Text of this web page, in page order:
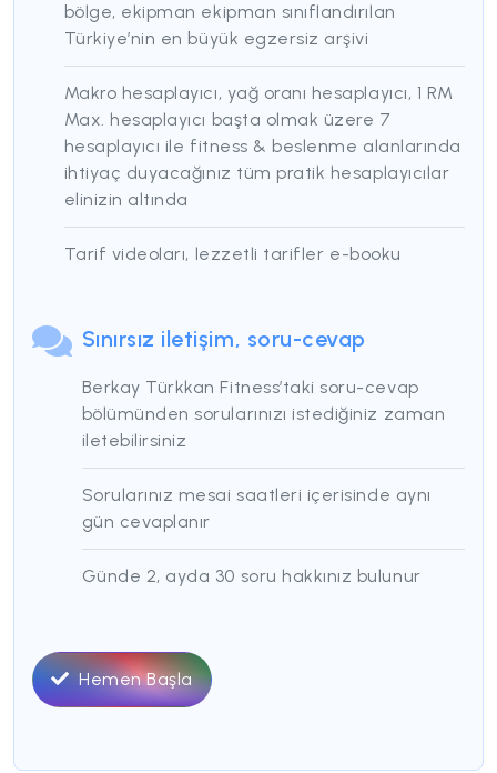
bölge, ekipman ekipman sınıflandırılan
Türkiye’nin en büyük egzersiz arşivi
Makro hesaplayıcı, yağ oranı hesaplayıcı, 1 RM
Max. hesaplayıcı başta olmak üzere 7
hesaplayıcı ile fitness & beslenme alanlarında
ihtiyaç duyacağınız tüm pratik hesaplayıcılar
elinizin altında
Tarif videoları, lezzetli tarifler e-booku
Sınırsız iletişim, soru-cevap
Berkay Türkkan Fitness’taki soru-cevap
bölümünden sorularınızı istediğiniz zaman
iletebilirsiniz
Sorularınız mesai saatleri içerisinde aynı
gün cevaplanır
Günde 2, ayda 30 soru hakkınız bulunur
Hemen Başla